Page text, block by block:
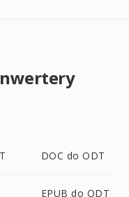
DOC do ODT
EPUB do ODT